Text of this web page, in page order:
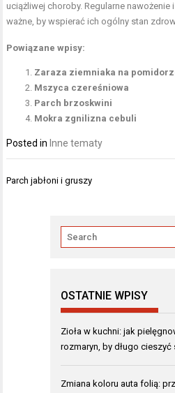
uciążliwej choroby. Regularne
ważne, by wspierać ich ogólny stan
Powiązane wpisy:
Zaraza ziemniaka na
Mszyca czereśniowa
Parch brzoskwini
Mokra zgnilizna cebuli
Posted in Inne tematy
Nawigacja
Parch jabłoni i gruszy
OSTATNIE WPISY
Zioła w kuchni: jak
rozmaryn, by długo
Zmiana koloru auta folią: